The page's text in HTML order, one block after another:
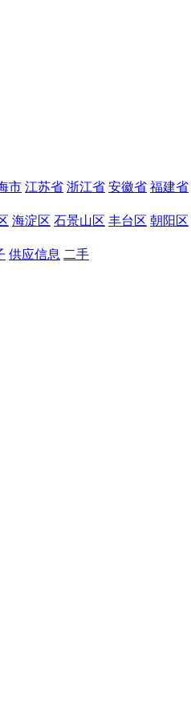
市 江苏省 浙江省 安徽省 福建省
海淀区 石景山区 丰台区 朝阳区
供应信息 二手